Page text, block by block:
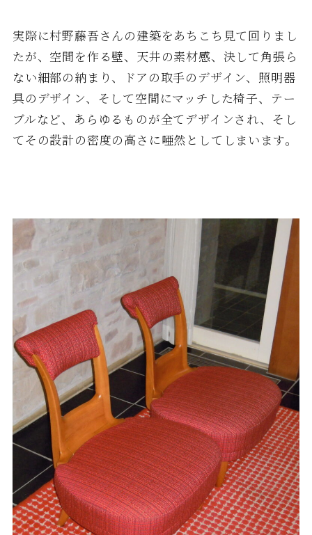
実際に村野藤吾さんの建築をあちこち見て回りまし
たが、空間を作る壁、天井の素材感、決して角張ら
ない細部の納まり、ドアの取手のデザイン、照明器
具のデザイン、そして空間にマッチした椅子、テー
ブルなど、あらゆるものが全てデザインされ、そし
てその設計の密度の高さに唖然としてしまいます。